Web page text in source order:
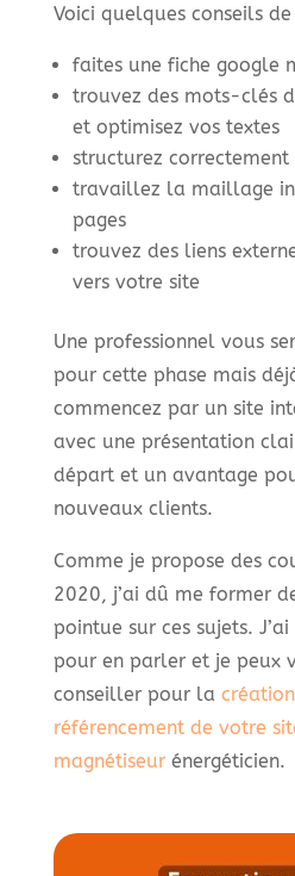
Voici quelques conseils de
faites une fiche google
trouvez des mots-clés
et optimisez vos textes
structurez
travaillez la maillage
pages
trouvez des liens
vers votre site
Une professionnel vous
pour cette phase mais
commencez par un site
avec une présentation
départ et un avantage
nouveaux clients.
Comme je propose des
2020, j’ai dû me former
pointue sur ces sujets.
pour en parler et je peux
conseiller pour la
référencement de votre
magnétiseur énergéticien.